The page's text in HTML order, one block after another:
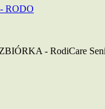
RODO
ZBIÓRKA - RodiCare